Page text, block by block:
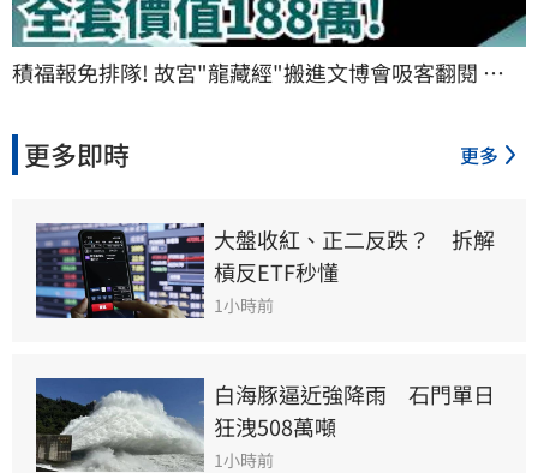
積福報免排隊! 故宮"龍藏經"搬進文博會吸客翻閱
更多即時 更多
大盤收紅、正二反跌？　拆解
槓反ETF秒懂
1小時前
白海豚逼近強降雨　石門單日
狂洩508萬噸
1小時前